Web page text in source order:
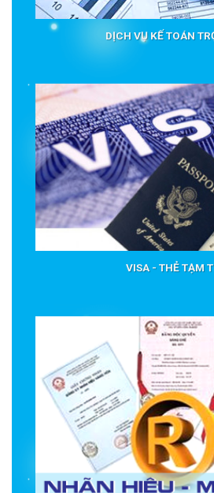
DỊCH VỤ KẾ TOÁN
VISA - THẺ TẠM